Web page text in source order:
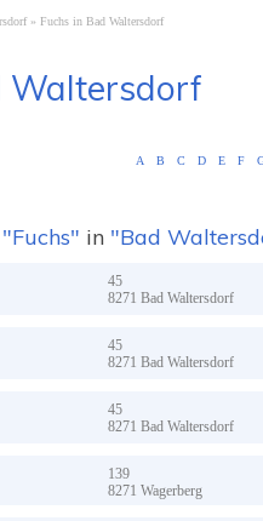
Fuchs in Bad Waltersdorf
Waltersdorf
A B C D E F
"Fuchs" in "Bad
45
8271 Bad Waltersdorf
45
8271 Bad Waltersdorf
45
8271 Bad Waltersdorf
139
8271 Wagerberg